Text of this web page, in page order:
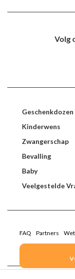
Volg
Kinderwens
Zwangerschap
Bevalling
Baby
Veelgestelde
FAQ Partners